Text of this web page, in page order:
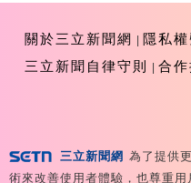
關於三立新聞網
隱私權
三立新聞自律守則
合作
Copyright ©2026
三立新聞網 為了提供
術來改善使用者體驗，也尊重用